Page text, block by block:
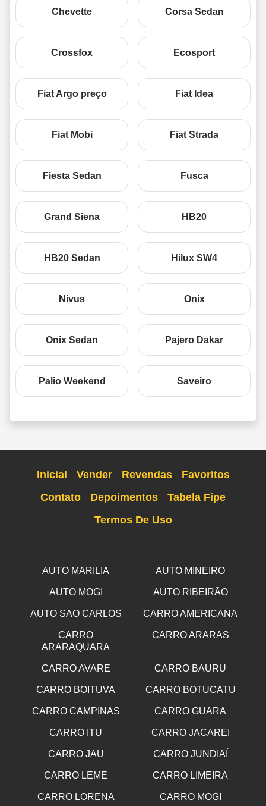
Chevette Corsa Sedan
Crossfox Ecosport
Fiat Argo preço Fiat Idea
Fiat Mobi Fiat Strada
Fiesta Sedan Fusca
Grand Siena HB20
HB20 Sedan Hilux SW4
Nivus Onix
Onix Sedan Pajero Dakar
Palio Weekend Saveiro
Inicial Vender Revendas
Favoritos
Contato
Depoimentos
Tabela Fipe
Termos De Uso
AUTO MARILIA AUTO MINEIRO
AUTO MOGI AUTO RIBEIRÃO
AUTO SAO CARLOS CARRO AMERICANA
CARRO
ARARAQUARA
CARRO ARARAS
CARRO AVARE CARRO BAURU
CARRO BOITUVA CARRO BOTUCATU
CARRO CAMPINAS CARRO GUARA
CARRO ITU CARRO JACAREI
CARRO JAU CARRO JUNDIAÍ
CARRO LEME CARRO LIMEIRA
CARRO LORENA CARRO MOGI